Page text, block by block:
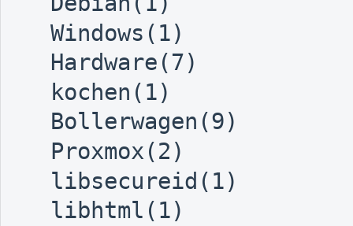
Windows(1)
Hardware(7)
kochen(1)
Bollerwagen(9)
Proxmox(2)
libsecureid(1)
libhtml(1)